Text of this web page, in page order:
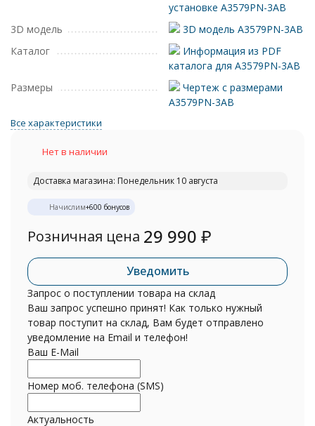
установке A3579PN-3AB
3D модель
3D модель A3579PN-3AB
Каталог
Информация из PDF
каталога для A3579PN-3AB
Размеры
Чертеж с размерами
A3579PN-3AB
Все характеристики
Нет в наличии
Доставка магазина: Понедельник 10 августа
Начислим+600 бонусов
Розничная цена 29 990 ₽
Уведомить
Запрос о поступлении товара на склад
Ваш запрос успешно принят! Как только нужный
товар поступит на склад, Вам будет отправлено
уведомление на Email и телефон!
Ваш E-Mail
Номер моб. телефона (SMS)
Актуальность